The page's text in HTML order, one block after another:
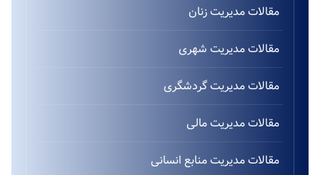
مقالات مدیریت زنان
مقالات مدیریت شهری
مقالات مدیریت گردشگری
مقالات مدیریت مالی
مقالات مدیریت منابع انسانی